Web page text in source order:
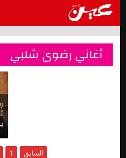
أغاني رضوى شلبي
السابق 1